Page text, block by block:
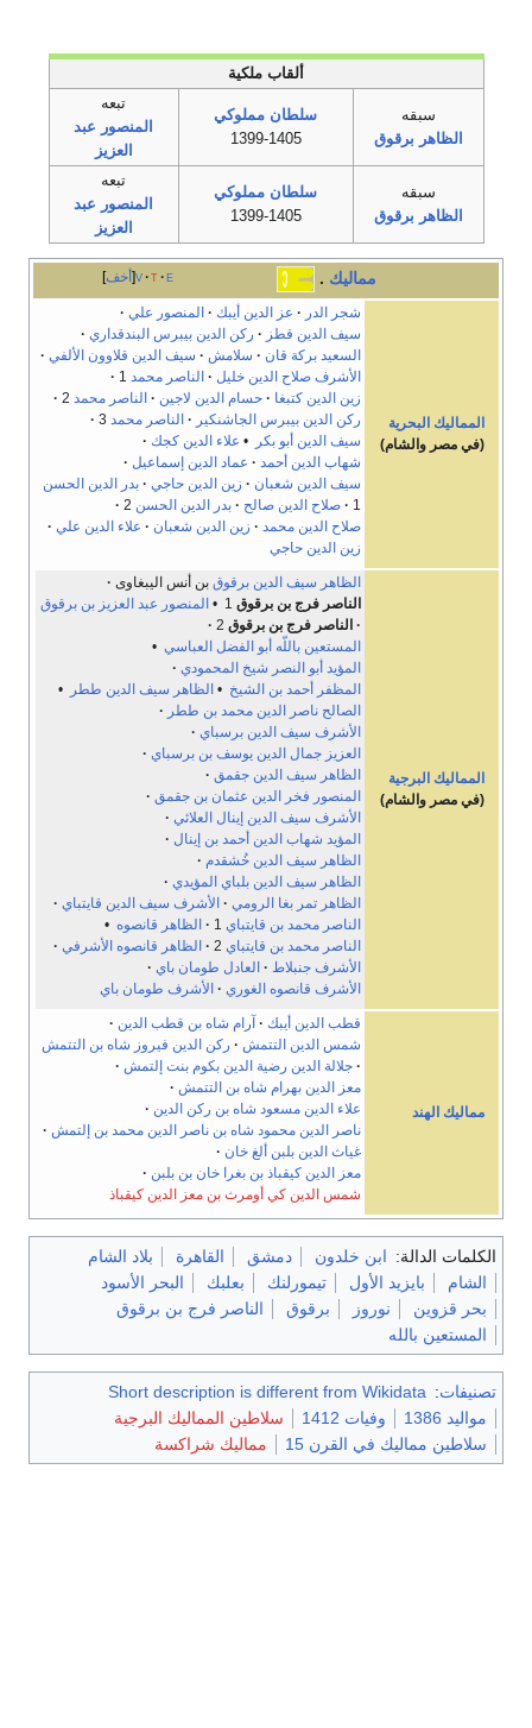
ألقاب ملكية
سبقه
الظاهر برقوق
سلطان مملوكي
1399-1405
تبعه
المنصور عبد
العزيز
سبقه
الظاهر برقوق
سلطان مملوكي
1399-1405
تبعه
المنصور عبد
العزيز
أخف v t e مماليك .
المماليك البحرية
(في مصر والشام)
شجر الدر عز الدين أيبك
المنصور علي
سيف الدين قطز
ركن الدين بيبرس البندقداري
السعيد بركة قان
سلامش
سيف الدين قلاوون الألفي
الأشرف صلاح الدين خليل
الناصر محمد
زين الدين كتبغا
حسام الدين لاجين الناصر محمد
ركن الدين بيبرس الجاشنكير
الناصر محمد
سيف الدين أبو بكر
• علاء الدين كجك
شهاب الدين أحمد
عماد الدين إسماعيل
سيف الدين شعبان
زين الدين حاجي
بدر الدين الحسن
1
صلاح الدين صالح بدر الدين الحسن
صلاح الدين محمد
زين الدين شعبان
علاء الدين علي
زين الدين حاجي
المماليك البرجية
(في مصر والشام)
الظاهر سيف الدين برقوق بن أنس اليبغاوى
الناصر فرج بن برقوق
المنصور عبد العزيز بن برقوق
الناصر فرج بن برقوق
المستعين باللّه أبو الفضل العباسي •
المؤيد أبو النصر شيخ المحمودي
المظفر أحمد بن الشيخ • الظاهر سيف الدين ططر
•
الصالح ناصر الدين محمد بن ططر
الأشرف سيف الدين برسباي
العزيز جمال الدين يوسف بن برسباي
الظاهر سيف الدين جقمق
المنصور فخر الدين عثمان بن جقمق
الأشرف سيف الدين إينال العلائي
المؤيد شهاب الدين أحمد بن إينال
الظاهر سيف الدين خُشقدم
الظاهر سيف الدين بلباي المؤيدي
الظاهر تمر بغا الرومي
الأشرف سيف الدين قايتباي
الناصر محمد بن قايتباي
الظاهر قانصوه •
الناصر محمد بن قايتباي
الظاهر قانصوه الأشرفي
الأشرف جنبلاط
العادل طومان باي
الأشرف قانصوه الغوري
الأشرف طومان باي
مماليك الهند
قطب الدين أيبك
آرام شاه بن قطب الدين
شمس الدين التتمش
ركن الدين فيروز شاه بن التتمش
جلالة الدين رضية الدين بكوم بنت إلتمش
معز الدين بهرام شاه بن التتمش
علاء الدين مسعود شاه بن ركن الدين
ناصر الدين محمود شاه بن ناصر الدين محمد بن إلتمش
غياث الدين بلبن ألغ خان
معز الدين كيقباذ بن بغرا خان بن بلبن
شمس الدين كي أومرث بن معز الدين كيقباذ
الكلمات الدالة: ابن خلدون دمشق القاهرة
بلاد الشام
الشام
بايزيد الأول تيمورلنك بعلبك
البحر الأسود
بحر قزوين
نوروز برقوق
الناصر فرج بن برقوق
المستعين بالله
تصنيفات:
Short description is different from Wikidata
مواليد 1386
وفيات 1412
سلاطين المماليك البرجية
سلاطين مماليك في القرن 15
مماليك شراكسة